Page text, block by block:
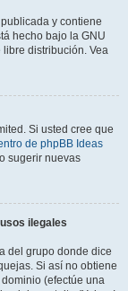
y contiene
hecho bajo la GNU
distribución. Vea
Si usted cree que
de phpBB Ideas
sugerir nuevas
ilegales
del grupo donde dice
Si así no obtiene
(efectúe una